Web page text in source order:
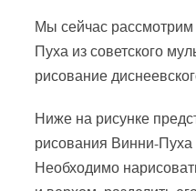
Мы сейчас
Пуха из советского
рисование
Ниже на рисунке
рисования Винни-Пуха
Необходимо